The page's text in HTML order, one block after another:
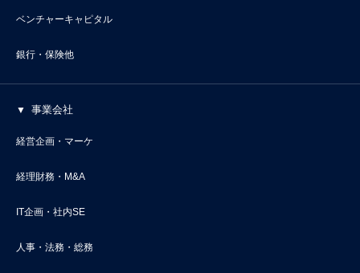
ベンチャーキャピタル
銀行・保険他
事業会社
経営企画・マーケ
経理財務・M&A
IT企画・社内SE
人事・法務・総務